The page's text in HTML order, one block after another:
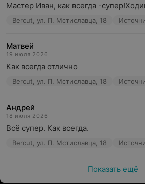
Мастер Иван, как всегда -
Bercut, ул. П. Мстиславца, 18
Матвей
19 июля 2026
Как всегда отлично
Bercut, ул. П. Мстиславца, 18
Андрей
18 июля 2026
Всё супер. Как всегда.
Bercut, ул. П. Мстиславца, 18
Показать ещё